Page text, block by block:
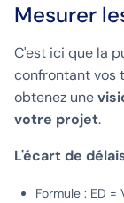
Mesurer
C'est ici que la
confrontant vos
obtenez une
votre projet.
L'écart de
Formule : ED =